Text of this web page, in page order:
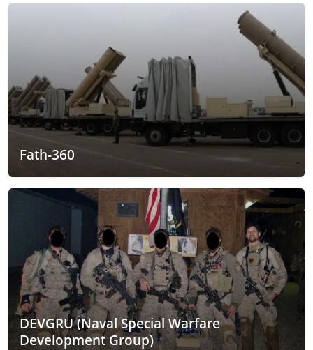
Fath-360
DEVGRU (Naval Special Warfare
Development Group)